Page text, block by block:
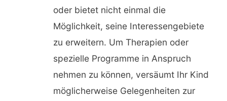
oder bietet nicht einmal die
Möglichkeit, seine Interessengebiete
zu erweitern. Um Therapien oder
spezielle Programme in Anspruch
nehmen zu können, versäumt Ihr Kind
möglicherweise Gelegenheiten zur